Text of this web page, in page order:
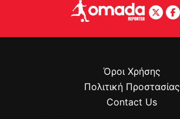
Όροι Χρήσης
Πολιτική Προστασίας
Contact Us